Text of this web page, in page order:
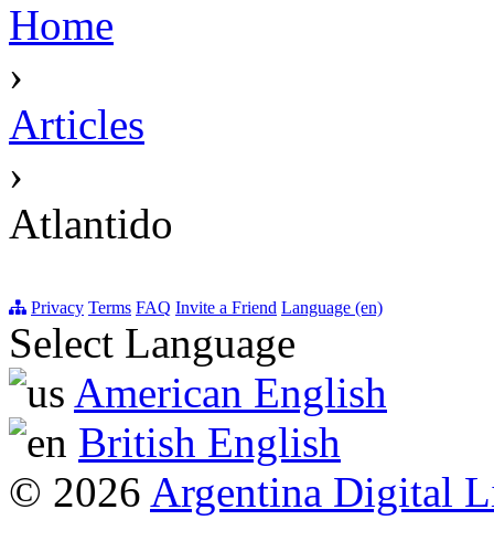
Home
›
Articles
›
Atlantido
Privacy Terms FAQ Invite a Friend Language (en)
Select Language
American English
British English
© 2026 Argentina Digital